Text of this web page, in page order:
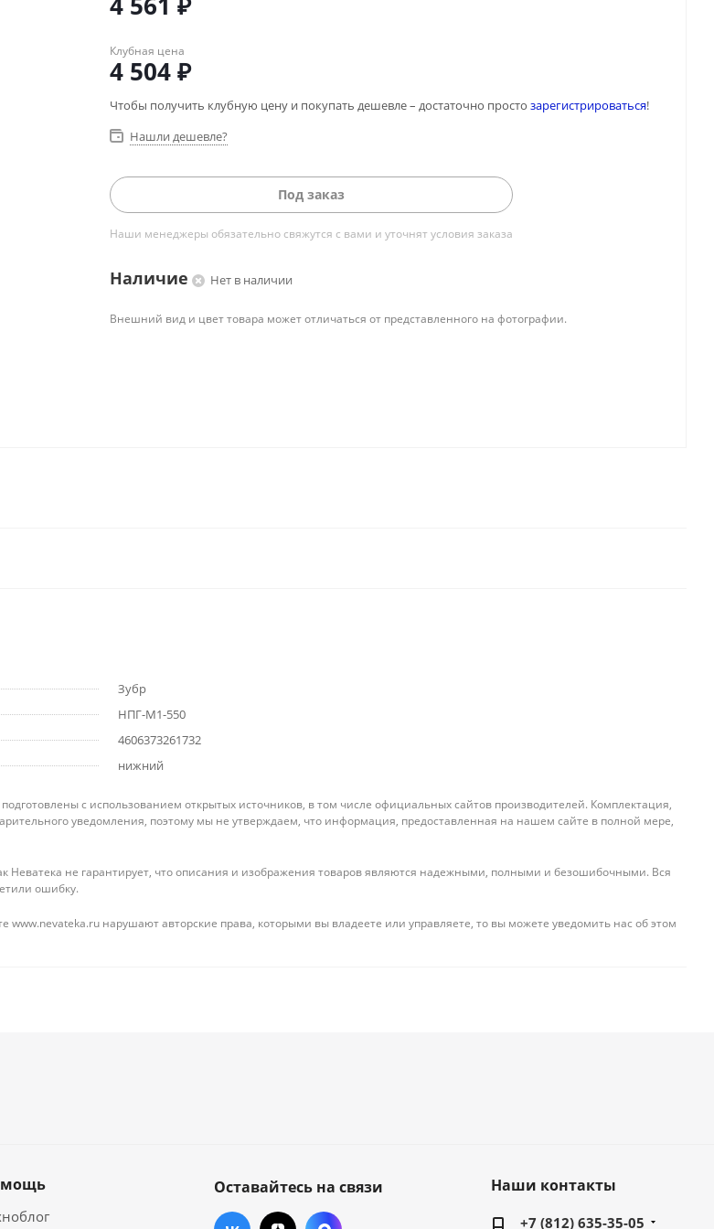
Клубная цена
4 504₽
Чтобы получить клубную цену и покупать дешевле – достаточно просто зарегистрироваться!
Нашли дешевле?
Под заказ
Наши менеджеры обязательно свяжутся с вами и уточнят условия заказа
Наличие Нет в наличии
Внешний вид и цвет товара может отличаться от представленного на фотографии.
Зубр
НПГ-М1-550
4606373261732
нижний
с использованием открытых источников, в том числе официальных сайтов производителей. Комплектация,
уведомления, поэтому мы не утверждаем, что информация, предоставленная на нашем сайте в полной мере,
Неватека не гарантирует, что описания и изображения товаров являются надежными, полными и безошибочными. Вся
ошибку.
нарушают авторские права, которыми вы владеете или управляете, то вы можете уведомить нас об этом
Оставайтесь на связи Наши контакты
+7 (812) 635-35-05